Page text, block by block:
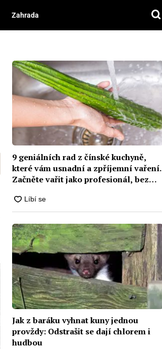
Zahrada
9 geniálních rad z čínské kuchyně,
které vám usnadní a zpříjemní vaření.
Začněte vařit jako profesionál, bez
Jak z baráku vyhnat kuny jednou
provždy: Odstrašit se dají chlorem i
hudbou